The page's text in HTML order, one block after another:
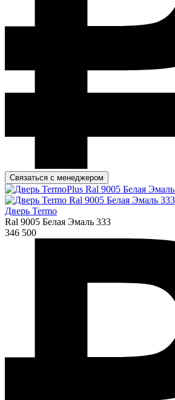
Связаться с менеджером
Дверь Termo
Ral 9005 Белая Эмаль 333
346 500